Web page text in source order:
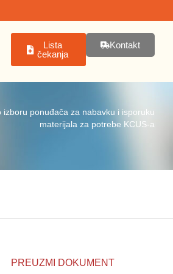
Lista
čekanja
Kontakt
izboru ponuđača za nabavku i isporuku
materijala za potrebe KCUS-a
PREUZMI DOKUMENT